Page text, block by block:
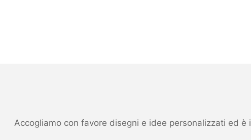
Accogliamo con favore disegni e idee personalizzati ed